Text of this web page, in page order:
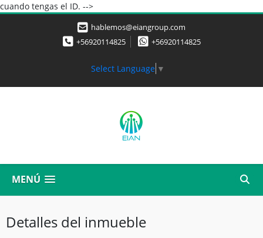
cuando tengas el ID. -->
hablemos@eiangroup.com
+56920114825
+56920114825
Select Language ▼
MENÚ
Detalles del inmueble